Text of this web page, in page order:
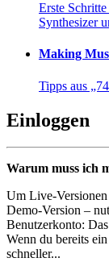
Erste
Synthesizer
Making
Tipps aus
Einloggen
Warum muss ich
Um Live-
Demo-Version –
Benutzerkonto:
Wenn du bereits
schneller...